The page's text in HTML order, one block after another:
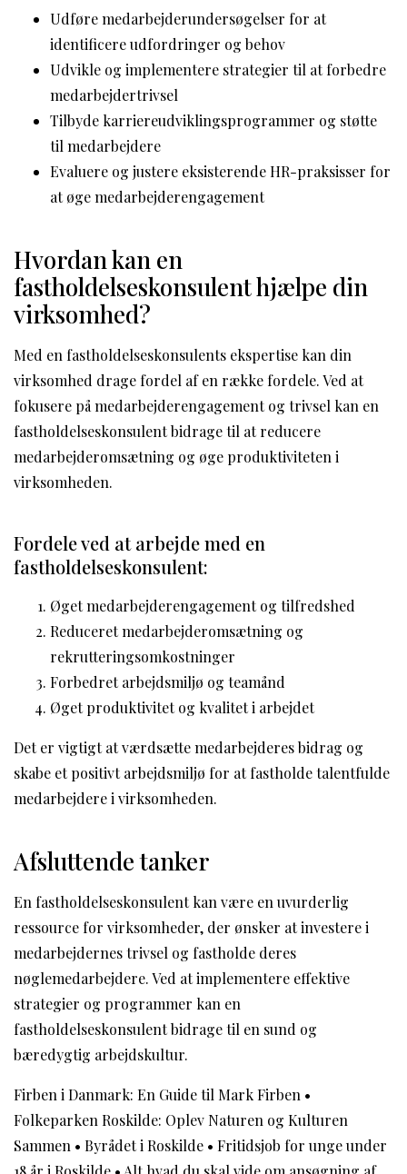
Udføre medarbejderundersøgelser for at
identificere udfordringer og behov
Udvikle og implementere strategier til at forbedre
medarbejdertrivsel
Tilbyde karriereudviklingsprogrammer og støtte
til medarbejdere
Evaluere og justere eksisterende HR-praksisser for
at øge medarbejderengagement
Hvordan kan en
fastholdelseskonsulent hjælpe din
virksomhed?
Med en fastholdelseskonsulents ekspertise kan din
virksomhed drage fordel af en række fordele. Ved at
fokusere på medarbejderengagement og trivsel kan en
fastholdelseskonsulent bidrage til at reducere
medarbejderomsætning og øge produktiviteten i
virksomheden.
Fordele ved at arbejde med en
fastholdelseskonsulent:
Øget medarbejderengagement og tilfredshed
Reduceret medarbejderomsætning og
rekrutteringsomkostninger
Forbedret arbejdsmiljø og teamånd
Øget produktivitet og kvalitet i arbejdet
Det er vigtigt at værdsætte medarbejderes bidrag og
skabe et positivt arbejdsmiljø for at fastholde talentfulde
medarbejdere i virksomheden.
Afsluttende tanker
En fastholdelseskonsulent kan være en uvurderlig
ressource for virksomheder, der ønsker at investere i
medarbejdernes trivsel og fastholde deres
nøglemedarbejdere. Ved at implementere effektive
strategier og programmer kan en
fastholdelseskonsulent bidrage til en sund og
bæredygtig arbejdskultur.
Firben i Danmark: En Guide til Mark Firben •
Folkeparken Roskilde: Oplev Naturen og Kulturen
Sammen • Byrådet i Roskilde • Fritidsjob for unge under